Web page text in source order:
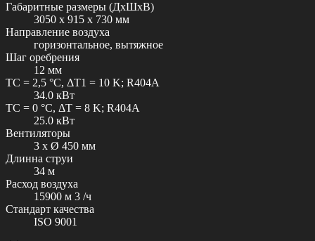
Габаритные размеры (ДxШxВ)
3050 x 915 x 730 мм
Направление воздуха
горизонтальное, вытяжное
Шаг оребрения
12 мм
TC = 2,5 °C, ΔT1 = 10 K; R404A
34.0 кВт
TC = 0 °C, ΔT = 8 K; R404A
25.0 кВт
Вентиляторы
3 x Ø 450 мм
Длинна струи
34 м
Расход воздуха
15900 м 3 /ч
Стандарт качества
ISO 9001